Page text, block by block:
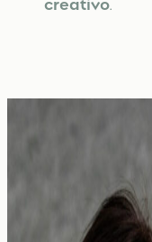
creativo.